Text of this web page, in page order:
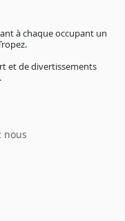
à chaque occupant un
et de divertissements
nous